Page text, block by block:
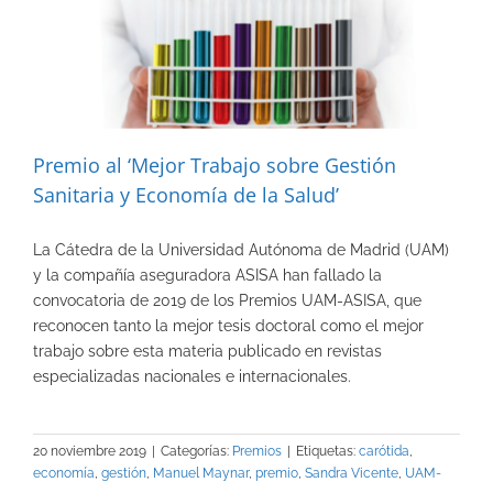
Premio al ‘Mejor Trabajo sobre Gestión
Sanitaria y Economía de la Salud’
La Cátedra de la Universidad Autónoma de Madrid (UAM)
y la compañía aseguradora ASISA han fallado la
convocatoria de 2019 de los Premios UAM-ASISA, que
reconocen tanto la mejor tesis doctoral como el mejor
trabajo sobre esta materia publicado en revistas
especializadas nacionales e internacionales.
20 noviembre 2019 Categorías: Premios Etiquetas: carótida,
economía, gestión, Manuel Maynar, premio, Sandra Vicente, UAM-